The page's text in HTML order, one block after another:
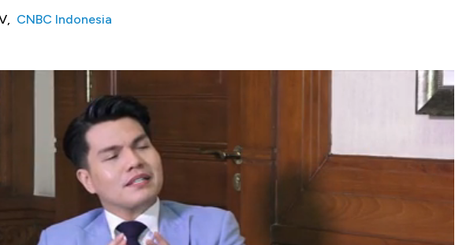
CNBC Indonesia
Otoritas Jasa Keuangan (OJK) mendorong penguatan pengawasan
bisnis perbankan agar dapat berkontribusi bagi perekonomian.
Perbankan OJK, Heru Kristiyana menyebutkan langkah OJK memperkuat
dilakukan dengan berbasis teknologi informasi melalui OJK-BOX serta otomasi
Industri Jasa Keuangan (IJK) lewat Suptech Integrated Data Analytics
langkah ini tidak lagi menjadikan pengawas OJK sebagai "pemadam kebakaran"
permasalahan bank sedini mungkin.
pengawasan internal OJK? Selengkapnya simak dialog Muhammad Gibran